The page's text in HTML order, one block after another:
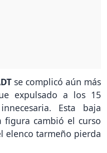
se complicó aún más
expulsado a los 15
Esta baja
figura cambió el curso
elenco tarmeño pierda